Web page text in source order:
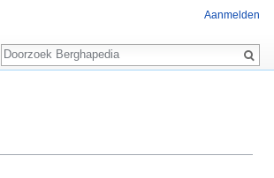
Aanmelden
Zoeken